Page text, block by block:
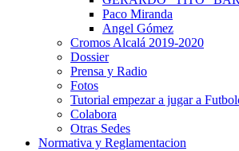
Paco Miranda
Angel Gómez
Cromos Alcalá 2019-2020
Dossier
Prensa y Radio
Fotos
Tutorial empezar a jugar a
Colabora
Otras Sedes
Normativa y Reglamentacion